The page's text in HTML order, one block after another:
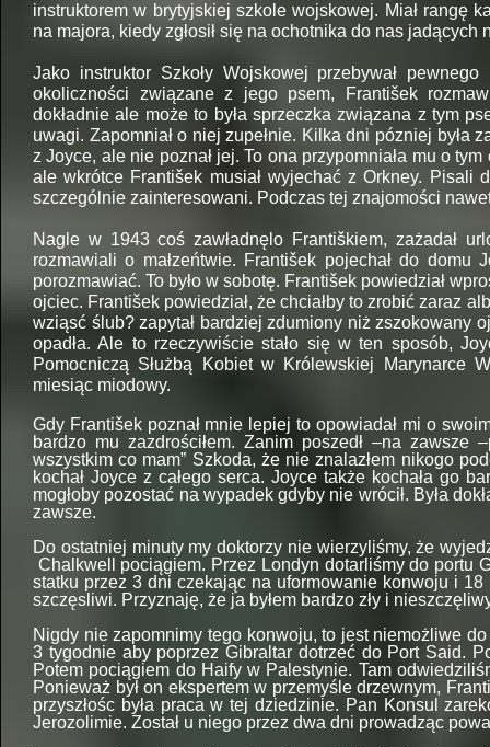
instruktorem w brytyjskiej szkole wojskowej. Miał rangę
na majora, kiedy zgłosił się na ochotnika do nas
Jako instruktor Szkoły Wojskowej przebywał
okoliczności związane z jego psem, František
dokładnie ale może to była sprzeczka związana z tym
uwagi. Zapomniał o niej zupełnie. Kilka dni pózniej była
z Joyce, ale nie poznał jej. To ona przypomniała mu o
ale wkrótce František musiał wyjechać z Orkney.
szczególnie zainteresowani. Podczas tej znajomości
Nagle w 1943 coś zawładnęlo Františkiem, zażadał
rozmawiali o małzeńtwie. František pojechał do
porozmawiać. To było w sobotę. František powiedział
ojciec. František powiedział, że chciałby to zrobić zaraz
wziąsć ślub? zapytał bardziej zdumiony niż zszokowany
opadła. Ale to rzeczywiście stało się w ten sposób,
Pomocniczą Służbą Kobiet w Królewskiej Marynarce
miesiąc miodowy.
Gdy František poznał mnie lepiej to opowiadał mi o
bardzo mu zazdrościłem. Zanim poszedł –na
wszystkim co mam” Szkoda, że nie znalazłem nikogo
kochał Joyce z całego serca. Joyce także kochała go
mogłoby pozostać na wypadek gdyby nie wrócił. Była
zawsze.
Do ostatniej minuty my doktorzy nie wierzyliśmy, że
Chalkwell pociągiem. Przez Londyn dotarliśmy do portu
statku przez 3 dni czekając na uformowanie konwoju i
szczęsliwi. Przyznaję, że ja byłem bardzo zły i
Nigdy nie zapomnimy tego konwoju, to jest niemożliwe
3 tygodnie aby poprzez Gibraltar dotrzeć do Port Said.
Potem pociągiem do Haify w Palestynie. Tam
Ponieważ był on ekspertem w przemyśle drzewnym,
przyszłośc była praca w tej dziedzinie. Pan Konsul
Jerozolimie. Został u niego przez dwa dni prowadząc